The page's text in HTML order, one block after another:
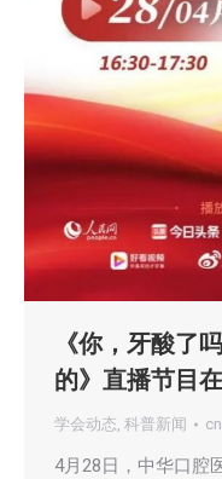
《你，牙酸了
的》直播节目
学会动态, 科普新闻
4月28日，中华口腔